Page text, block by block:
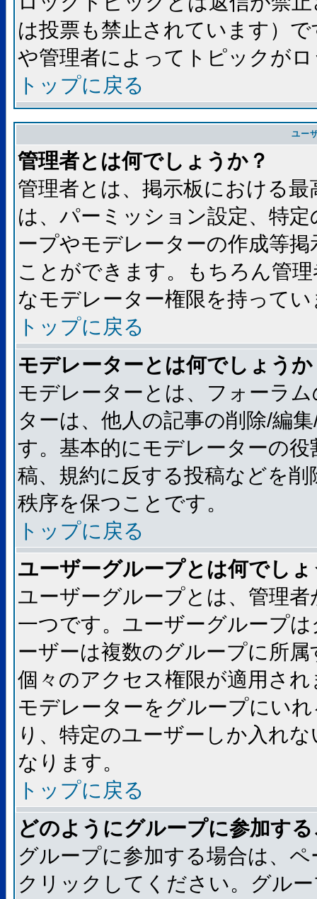
は投票も禁止されています）
や管理者によってトピックが
トップに戻る
ユー
管理者とは何でしょうか？
管理者とは、掲示板における
は、パーミッション設定、特
ープやモデレーターの作成等
ことができます。もちろん管
なモデレーター権限を持ってい
トップに戻る
モデレーターとは何でしょうか
モデレーターとは、フォーラ
ターは、他人の記事の削除/編
す。基本的にモデレーターの
稿、規約に反する投稿などを
秩序を保つことです。
トップに戻る
ユーザーグループとは何でし
ユーザーグループとは、管理
一つです。ユーザーグループ
ーザーは複数のグループに所
個々のアクセス権限が適用さ
モデレーターをグループにい
り、特定のユーザーしか入れ
なります。
トップに戻る
どのようにグループに参加す
グループに参加する場合は、
クリックしてください。グル